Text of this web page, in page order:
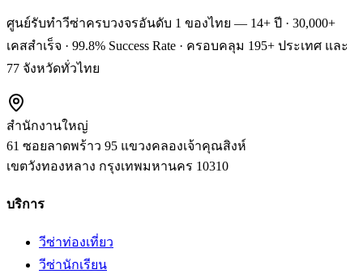
ศูนย์รับทำวีซ่าครบวงจรอันดับ 1 ของไทย — 14+ ปี · 30,000+
เคสสำเร็จ · 99.8% Success Rate · ครอบคลุม 195+ ประเทศ และ
77 จังหวัดทั่วไทย
สำนักงานใหญ่
61 ซอยลาดพร้าว 95 แขวงคลองเจ้าคุณสิงห์
เขตวังทองหลาง กรุงเทพมหานคร 10310
บริการ
วีซ่าท่องเที่ยว
วีซ่านักเรียน